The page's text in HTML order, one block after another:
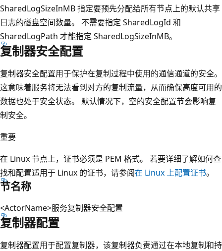
SharedLogSizeInMB 指定要预先分配给所有节点上的默认共享
日志的磁盘空间数量。 不需要指定 SharedLogId 和
SharedLogPath 才能指定 SharedLogSizeInMB。
复制器安全配置
复制器安全配置用于保护在复制过程中使用的通信通道的安全。
这意味着服务将无法看到对方的复制流量，从而确保高度可用的
数据也处于安全状态。 默认情况下，空的安全配置节会影响复
制安全。
重要
在 Linux 节点上，证书必须是 PEM 格式。 若要详细了解如何查
找和配置适用于 Linux 的证书，请参阅在 Linux 上配置证书。
节名称
<ActorName>服务复制器安全配置
复制器配置
复制器配置用于配置复制器，该复制器负责通过在本地复制和持